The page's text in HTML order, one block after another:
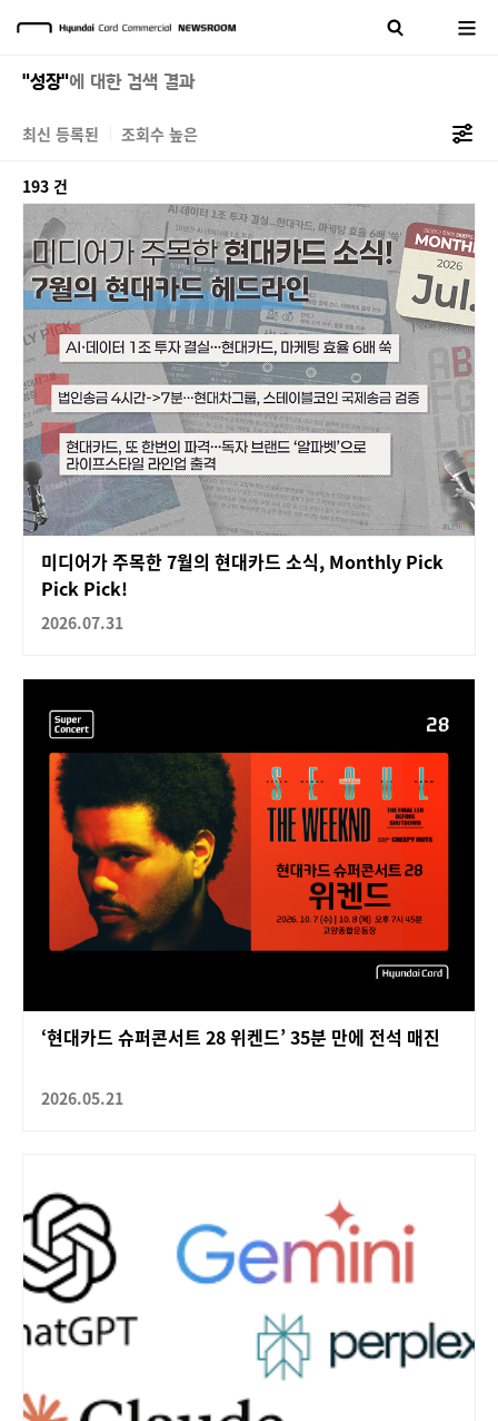
"성장"에 대한 검색 결과
최신 등록된 조회수 높은
193 건
미디어가 주목한 7월의 현대카드 소식, Monthly Pick
Pick Pick!
2026.07.31
‘현대카드 슈퍼콘서트 28 위켄드’ 35분 만에 전석 매진
2026.05.21